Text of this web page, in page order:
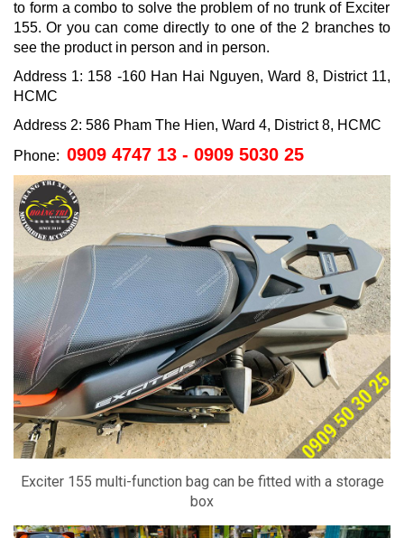
to form a combo to solve the problem of no trunk of Exciter
155. Or you can come directly to one of the 2 branches to
see the product in person and in person.
Address 1: 158 -160 Han Hai Nguyen, Ward 8, District 11,
HCMC
Address 2: 586 Pham The Hien, Ward 4, District 8, HCMC
Phone: 0909 4747 13 - 0909 5030 25
Exciter 155 multi-function bag can be fitted with a storage
box